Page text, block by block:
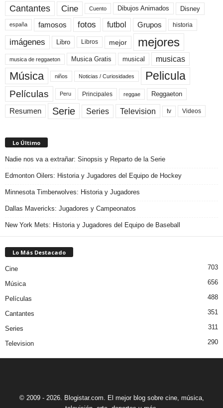
Cantantes Cine Cuento Dibujos Animados Disney
españa famosos fotos futbol Grupos historia
imágenes Libro Libros mejor mejores
musica de reggaeton Musica Gratis musical musicas
Música niños Noticias / Curiosidades Pelicula
Películas Peru Principales reggae Reggaeton
Resumen Serie Series Television tv Videos
Lo Último
Nadie nos va a extrañar: Sinopsis y Reparto de la Serie
Edmonton Oilers: Historia y Jugadores del Equipo de Hockey
Minnesota Timberwolves: Historia y Jugadores
Dallas Mavericks: Jugadores y Campeonatos
New York Mets: Historia y Jugadores del Equipo de Baseball
Lo Más Destacado
Cine 703
Música 656
Películas 488
Cantantes 351
Series 311
Television 290
© 2009 - 2026. Blogistar.com. El mejor blog sobre cine, música,